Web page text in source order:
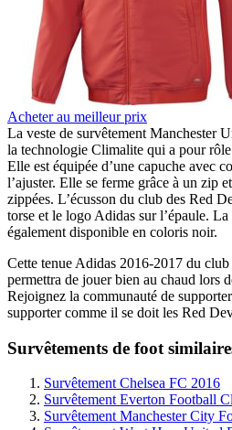
Acheter au meilleur prix
La veste de survêtement Manchester
la technologie Climalite qui a pour
Elle est équipée d’une capuche avec
l’ajuster. Elle se ferme grâce à un zip
zippées. L’écusson du club des Red
torse et le logo Adidas sur l’épaule.
également disponible en coloris noir.
Cette tenue Adidas 2016-2017 du
permettra de jouer bien au chaud lors
Rejoignez la communauté de
supporter comme il se doit les Red
Survêtements de foot
Survêtement Chelsea FC 2016
Survêtement Everton Football
Survêtement Manchester City